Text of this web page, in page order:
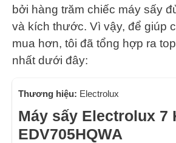
bởi hàng trăm chiếc máy sấy
và kích thước. Vì vậy, để giúp
mua hơn, tôi đã tổng hợp ra
nhất dưới đây:
Thương hiệu: Electrolux
Máy sấy Electrolux 7
EDV705HQWA